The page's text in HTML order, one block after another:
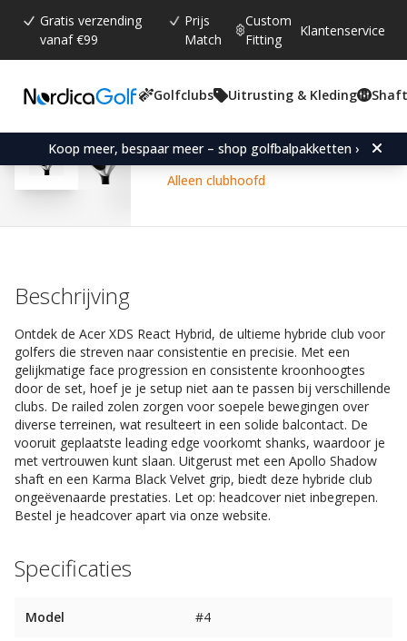
Gratis verzending
vanaf €99
Prijs
Match
Custom
Fitting
Klantenservice
Golfclubs Uitrusting & Kleding
Koop meer, bespaar meer – shop golfbalpakketten ›
Gemiddelde beoordeling:
4.6 (aantal stemmen:
184)
Acer XDS React Hybrid-
Alleen clubhoofd
Beschrijving
Ontdek de Acer XDS React Hybrid, de ultieme hybride club voor
golfers die streven naar consistentie en precisie. Met een
gelijkmatige face progression en consistente kroonhoogtes
door de set, hoef je je setup niet aan te passen bij verschillende
clubs. De railed zolen zorgen voor soepele bewegingen over
diverse terreinen, wat resulteert in een solide balcontact. De
vooruit geplaatste leading edge voorkomt shanks, waardoor je
met vertrouwen kunt slaan. Uitgerust met een Apollo Shadow
shaft en een Karma Black Velvet grip, biedt deze hybride club
ongeëvenaarde prestaties. Let op: headcover niet inbegrepen.
Bestel je headcover apart via onze website.
Specificaties
Model #4